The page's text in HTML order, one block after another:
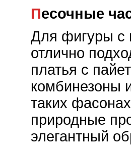
Песочные
Для фигуры с
отлично
платья с
комбинезоны
таких
природные
элегантный